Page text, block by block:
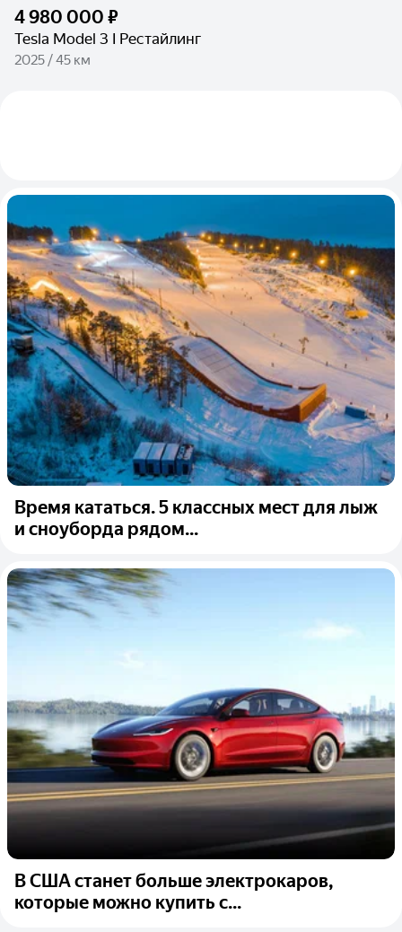
4 980 000 ₽
Tesla Model 3 I Рестайлинг
2025 / 45 км
Время кататься. 5 классных мест для лыж
и сноуборда рядом...
В США станет больше электрокаров,
которые можно купить с...